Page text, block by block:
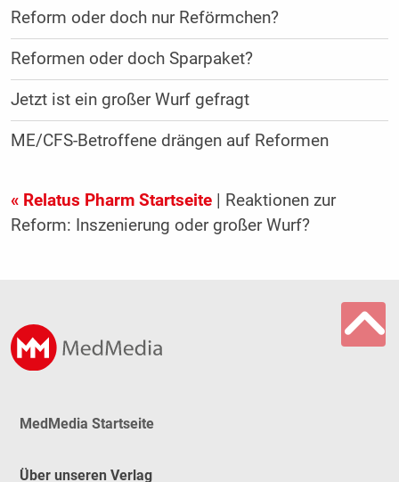
Reform oder doch nur Reförmchen?
Reformen oder doch Sparpaket?
Jetzt ist ein großer Wurf gefragt
ME/CFS-Betroffene drängen auf Reformen
« Relatus Pharm Startseite| Reaktionen zur
Reform: Inszenierung oder großer Wurf?
MedMedia Startseite
Über unseren Verlag